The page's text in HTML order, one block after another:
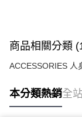
商品相關分類
ACCESSORIES 人
本分類熱銷全